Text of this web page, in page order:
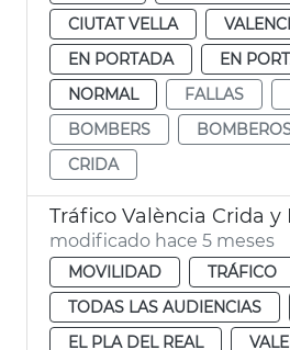
CIUTAT VELLA
EN PORTADA
EN
NORMAL
FALLAS
BOMBERS
CRIDA
Tráfico València Crida y
modificado hace 5 meses
MOVILIDAD
TRÁFICO
TODAS LAS AUDIENCIAS
EL PLA DEL REAL